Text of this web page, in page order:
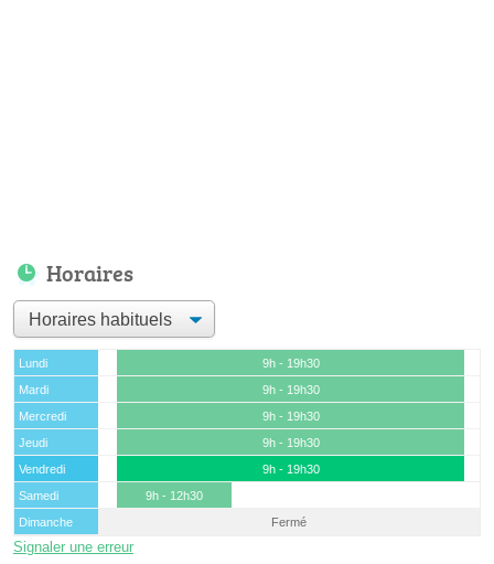
Horaires
Lundi
9h - 19h30
Mardi
9h - 19h30
Mercredi
9h - 19h30
Jeudi
9h - 19h30
Vendredi
9h - 19h30
Samedi
9h - 12h30
Dimanche
Fermé
Signaler une erreur